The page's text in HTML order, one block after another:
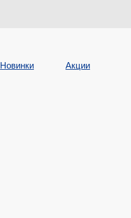
Новинки Акции